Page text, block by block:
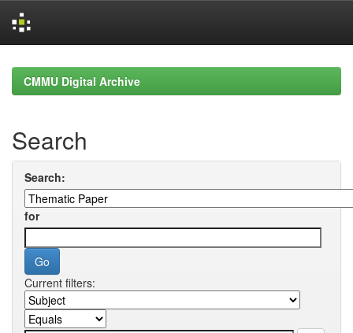
navigationCMMU Digital Archive
Search
Search:
for
Current filters: